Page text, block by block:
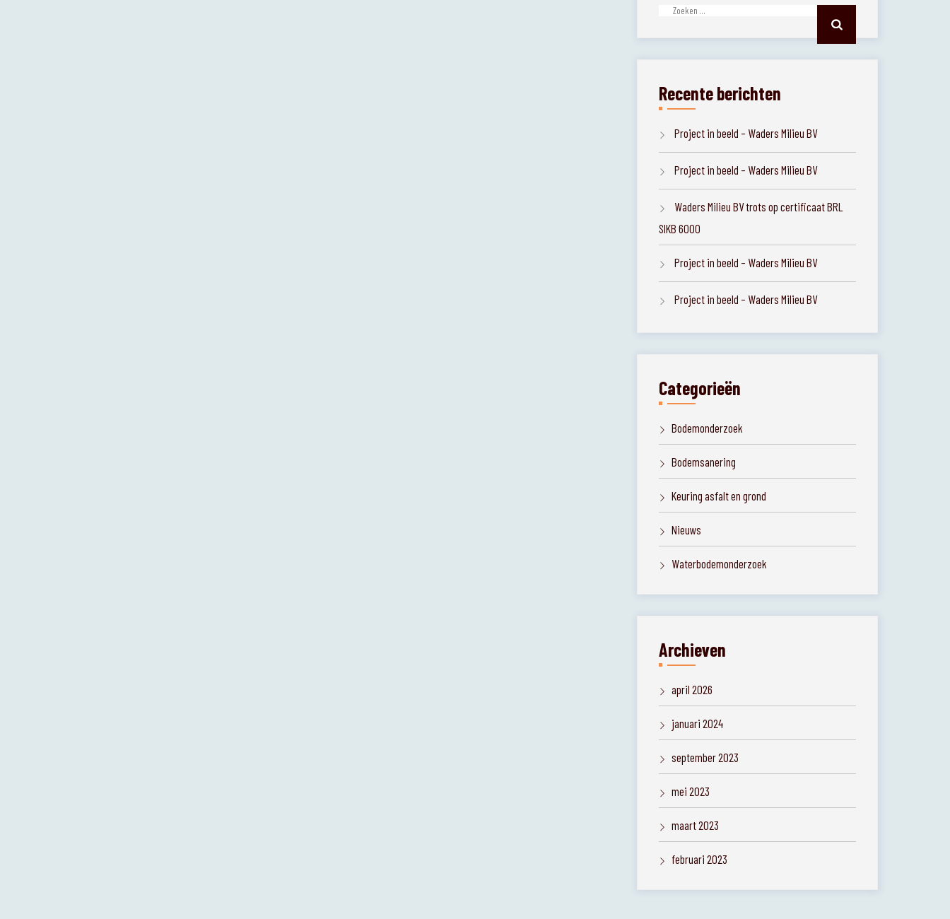
Zoeken
Recente berichten
Project in beeld – Waders Milieu BV
Project in beeld – Waders Milieu BV
Waders Milieu BV trots op certificaat BRL
SIKB 6000
Project in beeld – Waders Milieu BV
Project in beeld – Waders Milieu BV
Categorieën
Bodemonderzoek
Bodemsanering
Keuring asfalt en grond
Nieuws
Waterbodemonderzoek
Archieven
april 2026
januari 2024
september 2023
mei 2023
maart 2023
februari 2023